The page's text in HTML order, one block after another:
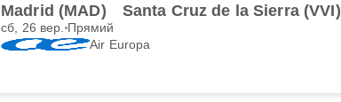
Madrid (MAD) Santa Cruz de la Sierra (VVI)
сб, 26 вер. Прямий
Air Europa